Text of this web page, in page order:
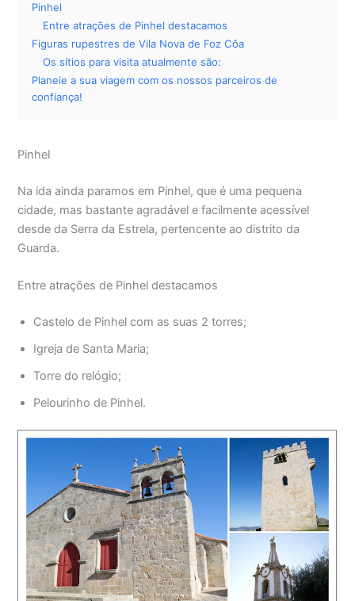
Pinhel
Entre atrações de Pinhel destacamos
Figuras rupestres de Vila Nova de Foz Côa
Os sítios para visita atualmente são:
Planeie a sua viagem com os nossos parceiros de
confiança!
Pinhel
Na ida ainda paramos em Pinhel, que é uma pequena
cidade, mas bastante agradável e facilmente acessível
desde da Serra da Estrela, pertencente ao distrito da
Guarda.
Entre atrações de Pinhel destacamos
Castelo de Pinhel com as suas 2 torres;
Igreja de Santa Maria;
Torre do relógio;
Pelourinho de Pinhel.